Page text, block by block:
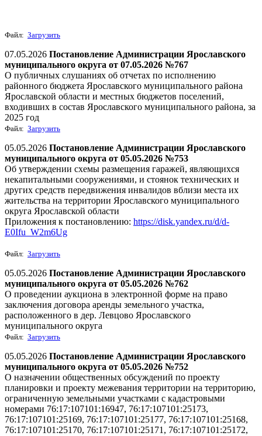
Файл: Загрузить
07.05.2026 Постановление Администрации Ярославского
муниципального округа от 07.05.2026 №767
О публичных слушаниях об отчетах по исполнению
районного бюджета Ярославского муниципального района
Ярославской области и местных бюджетов поселений,
входивших в состав Ярославского муниципального района, за
2025 год
Файл: Загрузить
05.05.2026 Постановление Администрации Ярославского
муниципального округа от 05.05.2026 №753
Об утверждении схемы размещения гаражей, являющихся
некапитальными сооружениями, и стоянок технических и
других средств передвижения инвалидов вблизи места их
жительства на территории Ярославского муниципального
округа Ярославской области
Приложения к постановлению: https://disk.yandex.ru/d/d-
E0Ifu_W2m6Ug
Файл: Загрузить
05.05.2026 Постановление Администрации Ярославского
муниципального округа от 05.05.2026 №762
О проведении аукциона в электронной форме на право
заключения договора аренды земельного участка,
расположенного в дер. Левцово Ярославского
муниципального округа
Файл: Загрузить
05.05.2026 Постановление Администрации Ярославского
муниципального округа от 05.05.2026 №752
О назначении общественных обсуждений по проекту
планировки и проекту межевания территории на территорию,
ограниченную земельными участками с кадастровыми
номерами 76:17:107101:16947, 76:17:107101:25173,
76:17:107101:25169, 76:17:107101:25177, 76:17:107101:25168,
76:17:107101:25170, 76:17:107101:25171, 76:17:107101:25172,